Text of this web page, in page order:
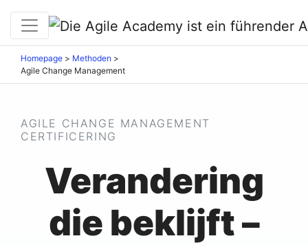
Homepage > Methoden >
Agile Change Management
AGILE CHANGE MANAGEMENT
CERTIFICERING
Verandering
die beklijft –